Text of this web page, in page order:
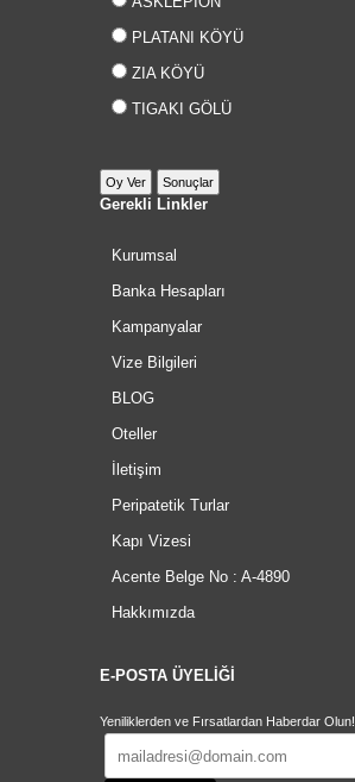
PLATANI KÖYÜ
ZIA KÖYÜ
TIGAKI GÖLÜ
Gerekli Linkler
Kurumsal
Banka Hesapları
Kampanyalar
Vize Bilgileri
BLOG
Oteller
İletişim
Peripatetik Turlar
Kapı Vizesi
Acente Belge No : A-4890
Hakkımızda
E-POSTA ÜYELİĞİ
Yeniliklerden ve Fırsatlardan Haberdar Olun!